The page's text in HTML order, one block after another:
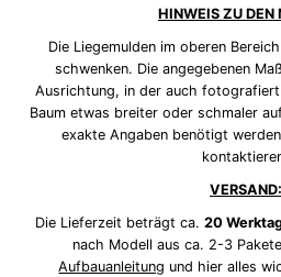
HINWEIS ZU DEN
Die Liegemulden im oberen
schwenken. Die angegebenen
Ausrichtung, in der auch
Baum etwas breiter oder schmaler
exakte Angaben benötigt
VERSAND:
Die Lieferzeit beträgt ca. 20
nach Modell aus ca. 2-3
Aufbauanleitung und hier alles